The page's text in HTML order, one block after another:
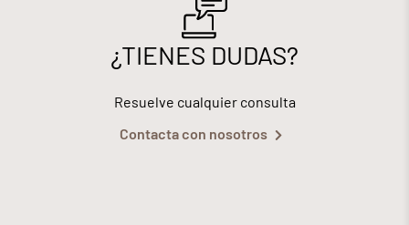
¿TIENES DUDAS?
Resuelve cualquier consulta
Contacta con nosotros